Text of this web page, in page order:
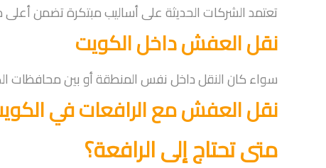
تعتمد الشركات الحديثة على أساليب مبتكرة تضمن
نقل العفش داخل الكويت
سواء كان النقل داخل نفس المنطقة أو بين محافظات
نقل العفش مع الرافعات في
متى تحتاج إلى الرافعة؟